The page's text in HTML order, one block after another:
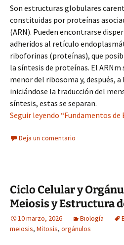
Son estructuras globulares
constituidas por proteínas
(ARN). Pueden encontrarse
adheridos al retículo
riboforinas (proteínas), que
la síntesis de proteínas. El ARNm
menor del ribosoma y, después, a
iniciándose la traducción del
síntesis, estas se separan.
Seguir leyendo “Fundamentos
Deja un comentario
Ciclo Celular y
Meiosis y Estructura
10 marzo, 2026 Biología
meiosis, Mitosis, orgánulos